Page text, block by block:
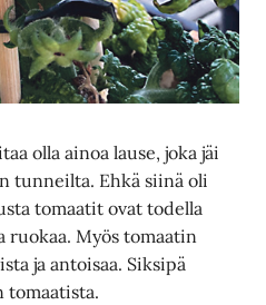
olla ainoa lause, joka jäi
tunneilta. Ehkä siinä oli
tomaatit ovat todella
ruokaa. Myös tomaatin
ja antoisaa. Siksipä
tomaatista.